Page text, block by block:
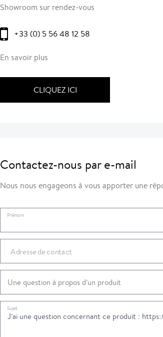
Showroom sur rendez-vous
+33 (0) 5 56 48 12 58
En savoir plus
CLIQUEZ ICI
Contactez-nous par e-mail
Nous nous engageons à vous apporter une
Prénom
Adresse de contact
Sujet